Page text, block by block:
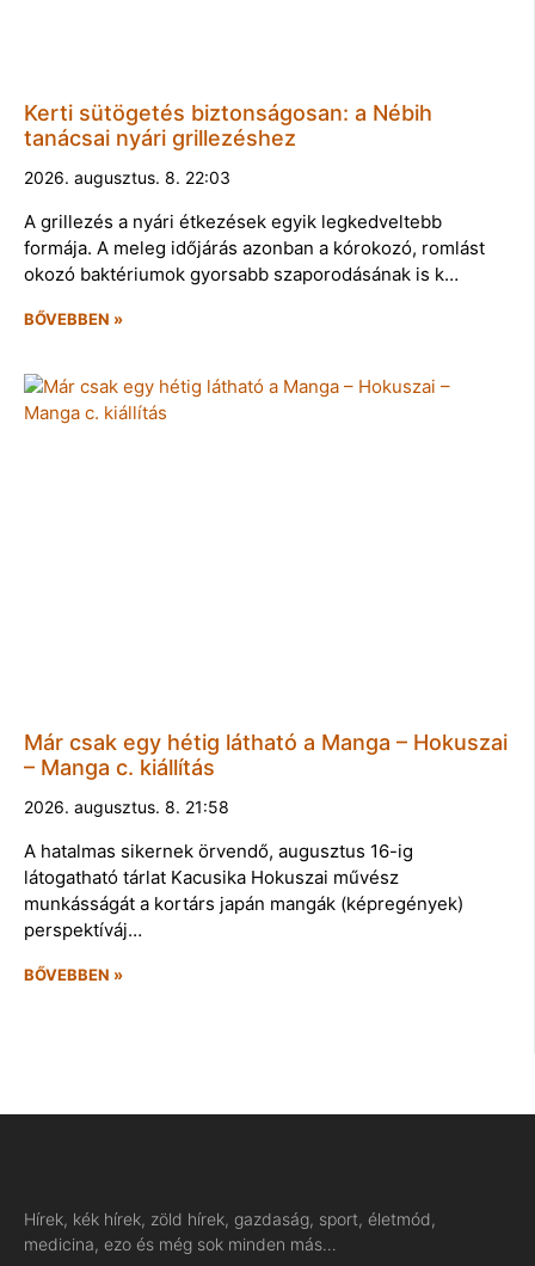
Kerti sütögetés biztonságosan: a Nébih
tanácsai nyári grillezéshez
2026. augusztus. 8. 22:03
A grillezés a nyári étkezések egyik legkedveltebb
formája. A meleg időjárás azonban a kórokozó, romlást
okozó baktériumok gyorsabb szaporodásának is k…
BŐVEBBEN »
Már csak egy hétig látható a Manga – Hokuszai
– Manga c. kiállítás
2026. augusztus. 8. 21:58
A hatalmas sikernek örvendő, augusztus 16-ig
látogatható tárlat Kacusika Hokuszai művész
munkásságát a kortárs japán mangák (képregények)
perspektíváj…
BŐVEBBEN »
Hírek, kék hírek, zöld hírek, gazdaság, sport, életmód,
medicina, ezo és még sok minden más…